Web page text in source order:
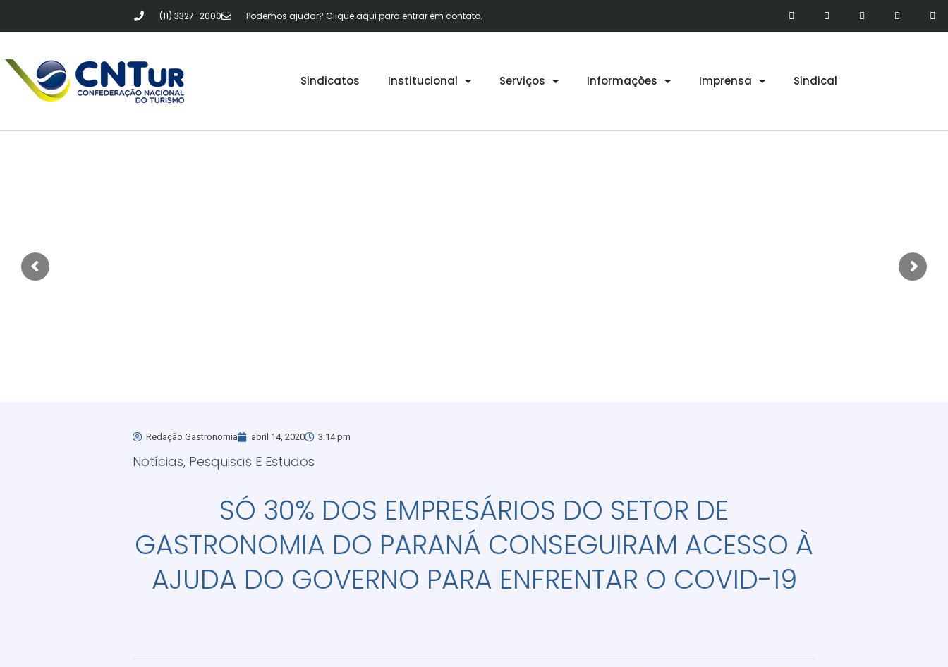
(11) 3327 · 2000 Podemos ajudar? Clique aqui para entrar em contato.
Sindicatos Institucional Serviços Informações Imprensa Sindical
Redação Gastronomia abril 14, 2020 3:14 pm
Notícias, Pesquisas E Estudos
SÓ 30% DOS EMPRESÁRIOS DO SETOR DE
GASTRONOMIA DO PARANÁ CONSEGUIRAM ACESSO À
AJUDA DO GOVERNO PARA ENFRENTAR O COVID-19